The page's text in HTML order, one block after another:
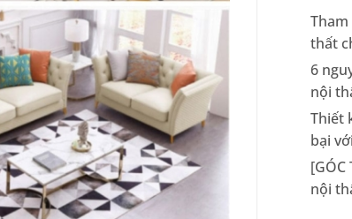
thất
6
nội
Thiết
bại
[GÓC
nội